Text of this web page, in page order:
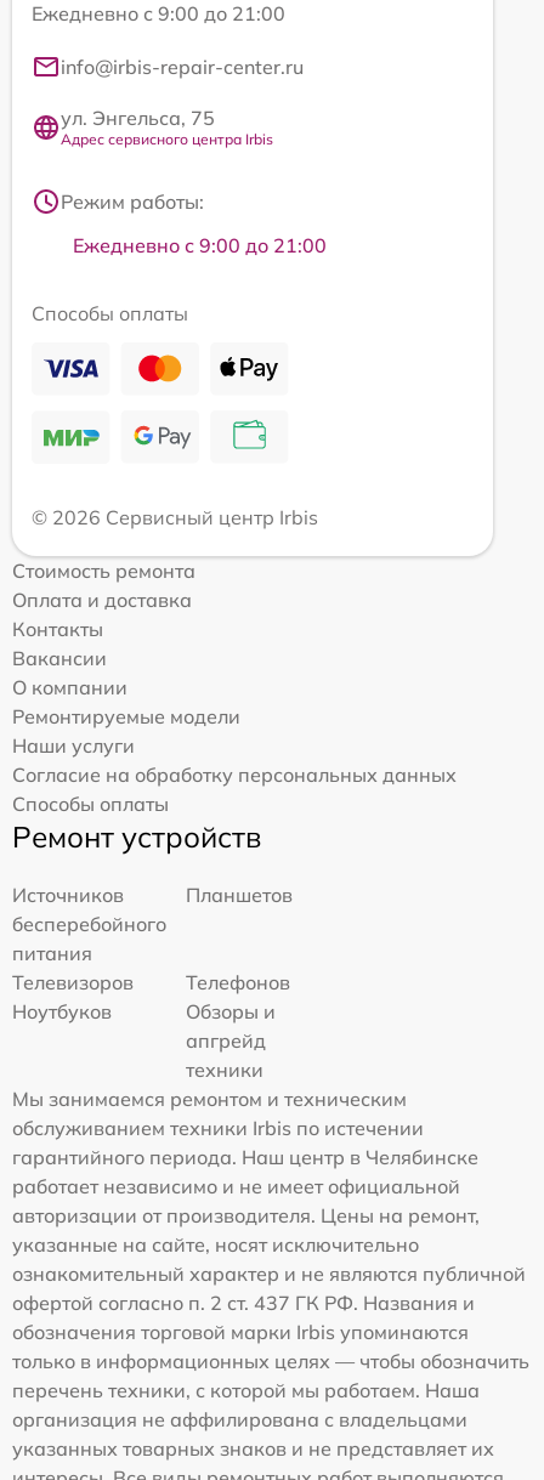
Ежедневно с 9:00 до 21:00
info@irbis-repair-center.ru
ул. Энгельса, 75
Адрес сервисного центра Irbis
Режим работы:
Ежедневно с 9:00 до 21:00
Способы оплаты
© 2026 Сервисный центр Irbis
Стоимость ремонта
Оплата и доставка
Контакты
Вакансии
О компании
Ремонтируемые модели
Наши услуги
Согласие на обработку персональных данных
Способы оплаты
Ремонт устройств
Источников
бесперебойного
питания
Планшетов
Телевизоров
Телефонов
Ноутбуков
Обзоры и
апгрейд
техники
Мы занимаемся ремонтом и техническим
обслуживанием техники Irbis по истечении
гарантийного периода. Наш центр в Челябинске
работает независимо и не имеет официальной
авторизации от производителя. Цены на ремонт,
указанные на сайте, носят исключительно
ознакомительный характер и не являются публичной
офертой согласно п. 2 ст. 437 ГК РФ. Названия и
обозначения торговой марки Irbis упоминаются
только в информационных целях — чтобы обозначить
перечень техники, с которой мы работаем. Наша
организация не аффилирована с владельцами
указанных товарных знаков и не представляет их